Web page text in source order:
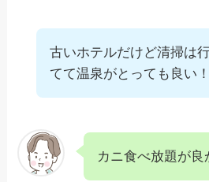
古いホテルだけど清掃は
てて温泉がとっても良い！
カニ食べ放題が良